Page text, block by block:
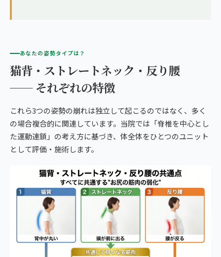
あなたの姿勢タイプは？
猫背・ストレートネック・反り腰
── それぞれの特徴
これら3つの姿勢の崩れは独立して起こるのではなく、多く
の場合複合的に関連しています。当院では「脊椎を中心とし
た運動連鎖」の考え方に基づき、体全体をひとつのユニット
として評価・施術します。